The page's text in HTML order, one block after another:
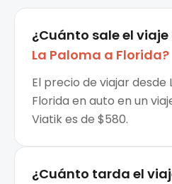
¿Cuánto sale el
La Paloma a Florida?
El precio de viajar desde
Florida en auto en un
Viatik es de $580.
¿Cuánto tarda el